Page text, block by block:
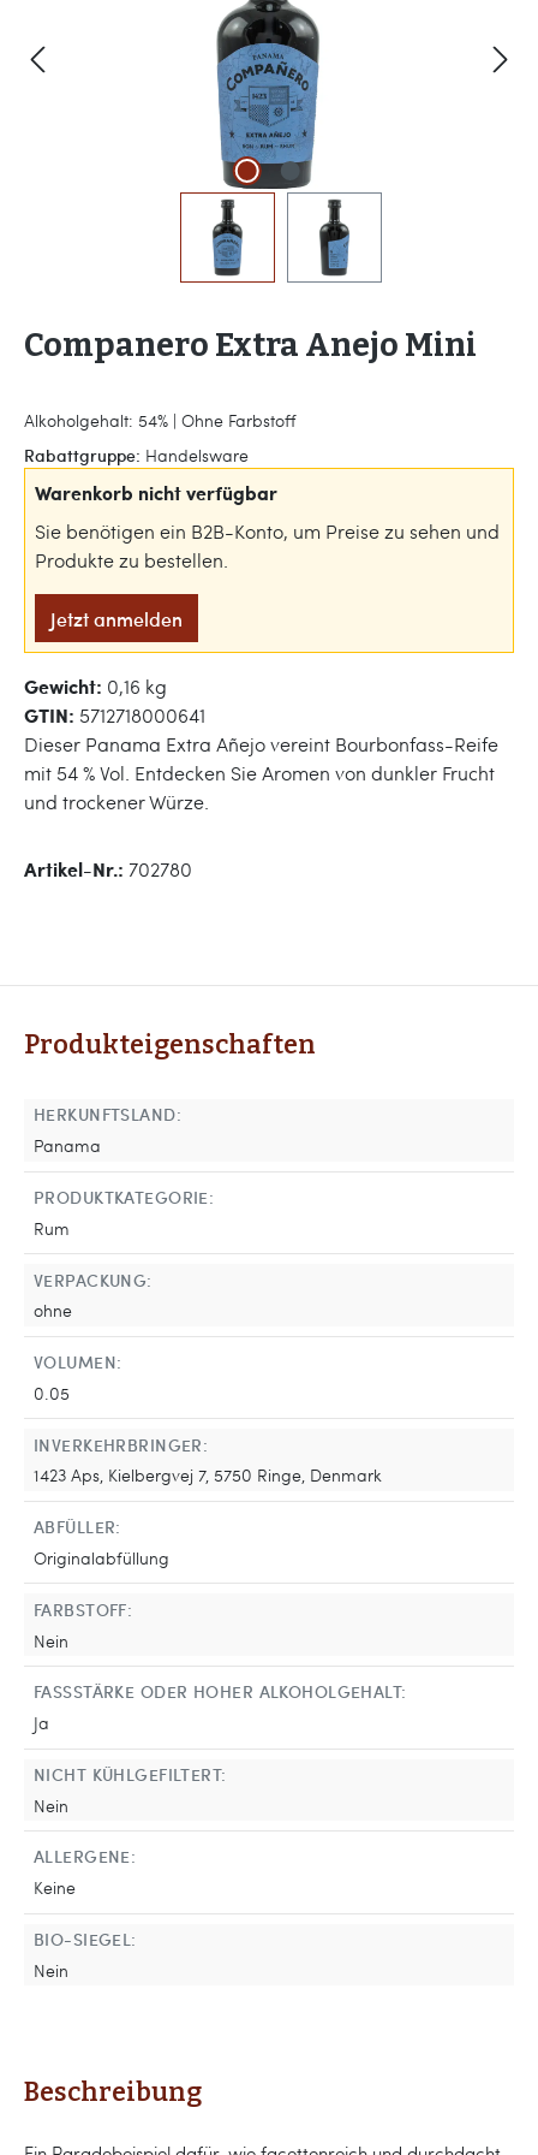
Companero Extra Anejo Mini
Alkoholgehalt: 54% | Ohne Farbstoff
Rabattgruppe: Handelsware
Warenkorb nicht verfügbar
Sie benötigen ein B2B-Konto, um Preise zu sehen und
Produkte zu bestellen.
Jetzt anmelden
Gewicht: 0,16 kg
GTIN: 5712718000641
Dieser Panama Extra Añejo vereint Bourbonfass-Reife
mit 54 % Vol. Entdecken Sie Aromen von dunkler Frucht
und trockener Würze.
Artikel-Nr.: 702780
Produkteigenschaften
HERKUNFTSLAND:
Panama
PRODUKTKATEGORIE:
Rum
VERPACKUNG:
ohne
VOLUMEN:
0.05
INVERKEHRBRINGER:
1423 Aps, Kielbergvej 7, 5750 Ringe, Denmark
ABFÜLLER:
Originalabfüllung
FARBSTOFF:
Nein
FASSSTÄRKE ODER HOHER ALKOHOLGEHALT:
Ja
NICHT KÜHLGEFILTERT:
Nein
ALLERGENE:
Keine
BIO-SIEGEL:
Nein
Beschreibung